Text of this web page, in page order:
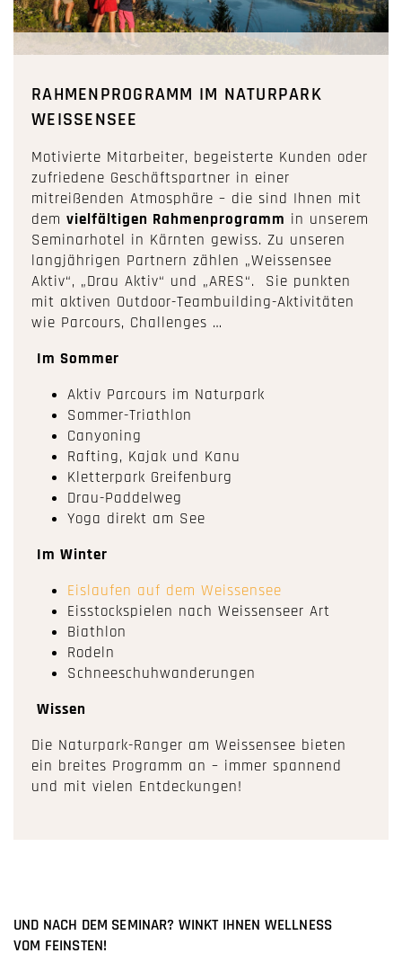
RAHMENPROGRAMM IM NATURPARK
WEISSENSEE
Motivierte Mitarbeiter, begeisterte Kunden oder
zufriedene Geschäftspartner in einer
mitreißenden Atmosphäre – die sind Ihnen mit
dem vielfältigen Rahmenprogramm in unserem
Seminarhotel in Kärnten gewiss. Zu unseren
langjährigen Partnern zählen „Weissensee
Aktiv“, „Drau Aktiv“ und „ARES“. Sie punkten
mit aktiven Outdoor-Teambuilding-Aktivitäten
wie Parcours, Challenges …
Im Sommer
Aktiv Parcours im Naturpark
Sommer-Triathlon
Canyoning
Rafting, Kajak und Kanu
Kletterpark Greifenburg
Drau-Paddelweg
Yoga direkt am See
Im Winter
Eislaufen auf dem Weissensee
Eisstockspielen nach Weissenseer Art
Biathlon
Rodeln
Schneeschuhwanderungen
Wissen
Die Naturpark-Ranger am Weissensee bieten
ein breites Programm an – immer spannend
und mit vielen Entdeckungen!
UND NACH DEM SEMINAR? WINKT IHNEN WELLNESS
VOM FEINSTEN!